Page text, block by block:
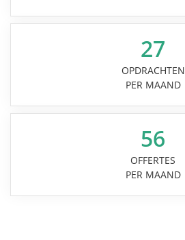
27
OPDRACHTEN
PER MAAND
56
OFFERTES
PER MAAND